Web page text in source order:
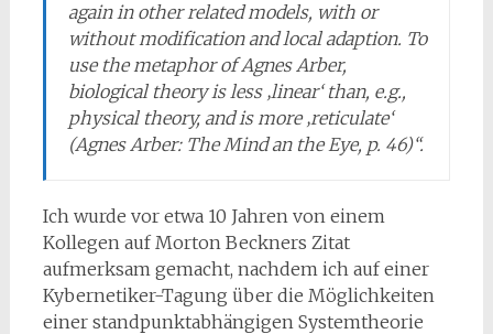
again in other related models, with or
without modification and local adaption. To
use the metaphor of Agnes Arber,
biological theory is less ‚linear‘ than, e.g.,
physical theory, and is more ‚reticulate‘
(Agnes Arber: The Mind an the Eye, p. 46)“.
Ich wurde vor etwa 10 Jahren von einem
Kollegen auf Morton Beckners Zitat
aufmerksam gemacht, nachdem ich auf einer
Kybernetiker-Tagung über die Möglichkeiten
einer standpunktabhängigen Systemtheorie